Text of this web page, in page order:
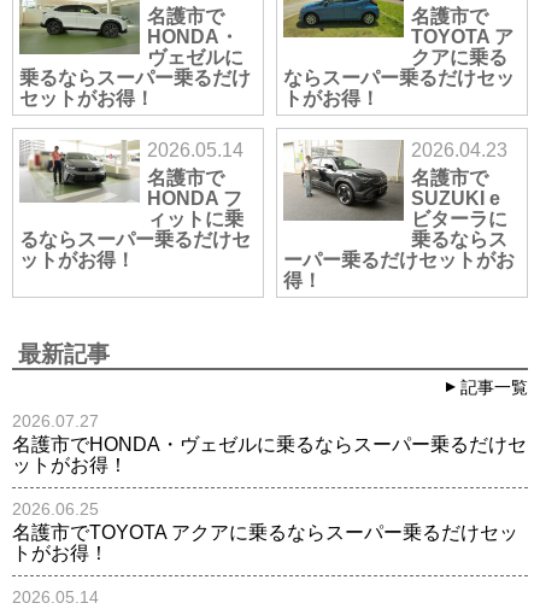
名護市で
HONDA・
ヴェゼルに
乗るならスーパー乗るだけ
セットがお得！
名護市で
TOYOTA ア
クアに乗る
ならスーパー乗るだけセッ
トがお得！
2026.05.14
名護市で
HONDA フ
ィットに乗
るならスーパー乗るだけセ
ットがお得！
2026.04.23
名護市で
SUZUKI e
ビターラに
乗るならス
ーパー乗るだけセットがお
得！
最新記事
記事一覧
2026.07.27
名護市でHONDA・ヴェゼルに乗るならスーパー乗るだけセ
ットがお得！
2026.06.25
名護市でTOYOTA アクアに乗るならスーパー乗るだけセッ
トがお得！
2026.05.14